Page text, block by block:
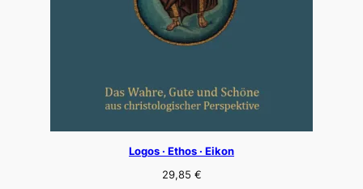
Logos · Ethos · Eikon
29,85 €